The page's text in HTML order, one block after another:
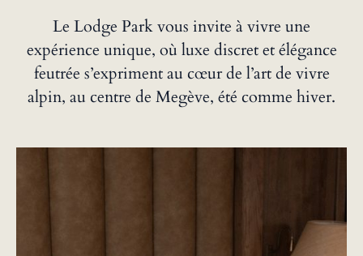
Le Lodge Park vous invite à vivre une
expérience unique, où luxe discret et élégance
feutrée s’expriment au cœur de l’art de vivre
alpin, au centre de Megève, été comme hiver.